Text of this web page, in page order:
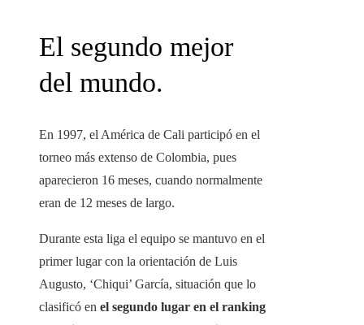
El segundo mejor
del mundo.
En 1997, el América de Cali participó en el
torneo más extenso de Colombia, pues
aparecieron 16 meses, cuando normalmente
eran de 12 meses de largo.
Durante esta liga el equipo se mantuvo en el
primer lugar con la orientación de Luis
Augusto, ‘Chiqui’ García, situación que lo
clasificó en el segundo lugar en el ranking